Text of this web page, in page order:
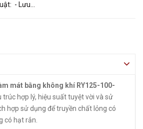
- Lưu...
mát bằng không khí RY125-100-
trúc hợp lý, hiệu suất tuyệt vời và sử
hợp sử dụng để truyền chất lỏng có
có hạt rắn.